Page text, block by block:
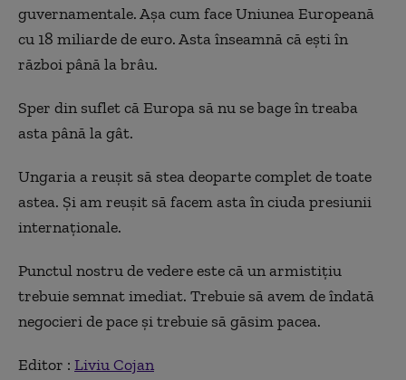
guvernamentale. Așa cum face Uniunea Europeană
cu 18 miliarde de euro. Asta înseamnă că ești în
război până la brâu.
Sper din suflet că Europa să nu se bage în treaba
asta până la gât.
Ungaria a reușit să stea deoparte complet de toate
astea. Și am reușit să facem asta în ciuda presiunii
internaționale.
Punctul nostru de vedere este că un armistițiu
trebuie semnat imediat. Trebuie să avem de îndată
negocieri de pace și trebuie să găsim pacea.
Editor : Liviu Cojan